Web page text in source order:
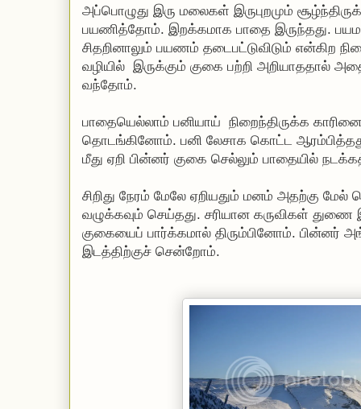
அப்பொழுது இரு மலைகள் இருபுறமும்
பயணித்தோம். இறக்கமாக பாதை இருந்தது.
சிதறினாலும் பயணம் தடைபட்டுவிடும் என்கிற
வழியில் இருக்கும் குகை பற்றி அறியாததால்
வந்தோம்.
பாதையெல்லாம் பனியாய் நிறைந்திருக்க காரினை
தொடங்கினோம். பனி லேசாக கொட்ட
மீது ஏறி பின்னர் குகை செல்லும் பாதையில்
சிறிது நேரம் மேலே ஏறியதும் மனம் அதற்கு மேல்
வழுக்கவும் செய்தது. சரியான கருவிகள்
குகையைப் பார்க்கமால் திரும்பினோம். பின்னர்
இடத்திற்குச் சென்றோம்.